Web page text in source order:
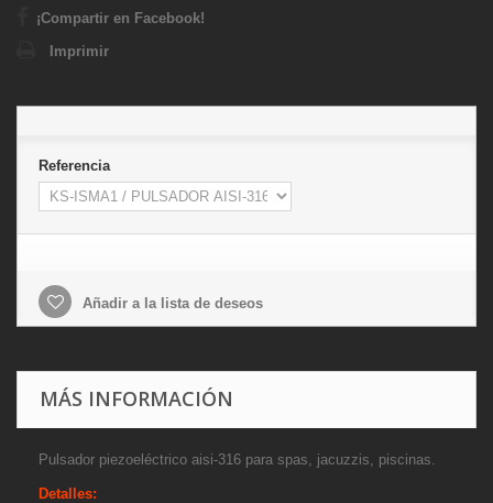
¡Compartir en Facebook!
Imprimir
Referencia
Añadir a la lista de deseos
MÁS INFORMACIÓN
Pulsador piezoeléctrico aisi-316 para spas, jacuzzis, piscinas.
Detalles: